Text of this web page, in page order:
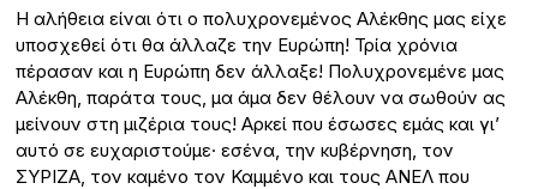
Η αλήθεια είναι ότι ο πολυχρονεμένος Αλέκθης μας είχε
υποσχεθεί ότι θα άλλαζε την Ευρώπη! Τρία χρόνια
πέρασαν και η Ευρώπη δεν άλλαξε! Πολυχρονεμένε μας
Αλέκθη, παράτα τους, μα άμα δεν θέλουν να σωθούν ας
μείνουν στη μιζέρια τους! Αρκεί που έσωσες εμάς και γι’
αυτό σε ευχαριστούμε· εσένα, την κυβέρνηση, τον
ΣΥΡΙΖΑ, τον καμένο τον Καμμένο και τους ΑΝΕΛ που